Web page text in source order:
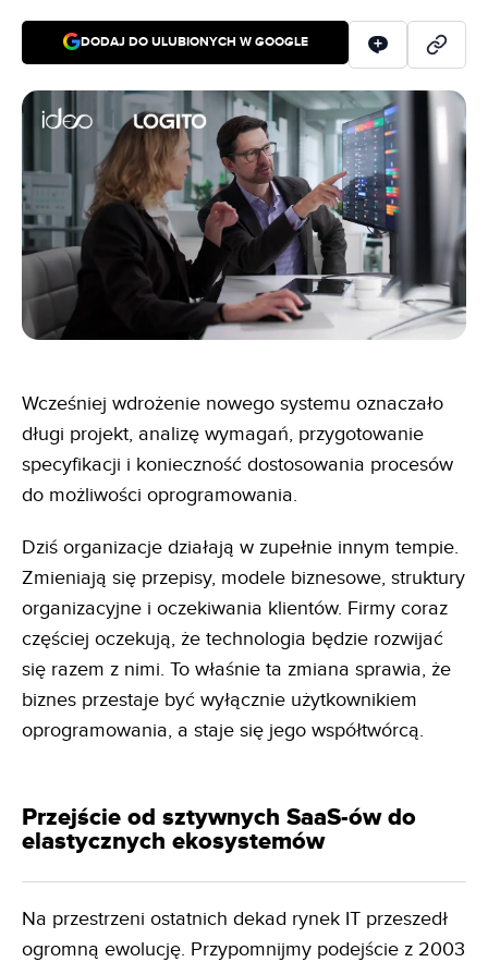
DODAJ DO ULUBIONYCH W GOOGLE
Wcześniej wdrożenie nowego systemu oznaczało
długi projekt, analizę wymagań, przygotowanie
specyfikacji i konieczność dostosowania procesów
do możliwości oprogramowania.
Dziś organizacje działają w zupełnie innym tempie.
Zmieniają się przepisy, modele biznesowe, struktury
organizacyjne i oczekiwania klientów. Firmy coraz
częściej oczekują, że technologia będzie rozwijać
się razem z nimi. To właśnie ta zmiana sprawia, że
biznes przestaje być wyłącznie użytkownikiem
oprogramowania, a staje się jego współtwórcą.
Przejście od sztywnych SaaS-ów do
elastycznych ekosystemów
Na przestrzeni ostatnich dekad rynek IT przeszedł
ogromną ewolucję. Przypomnijmy podejście z 2003